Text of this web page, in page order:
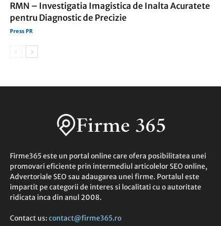
RMN – Investigatia Imagistica de Inalta Acuratete
pentru Diagnostic de Precizie
Press PR
Firme365 este un portal online care ofera posibilitatea unei
promovari eficiente prin intermediul articolelor SEO online,
Advertoriale SEO sau adaugarea unei firme. Portalul este
impartit pe categorii de interes si localitati cu o autoritate
ridicata inca din anul 2008.
Contact us: contact@firme365.ro